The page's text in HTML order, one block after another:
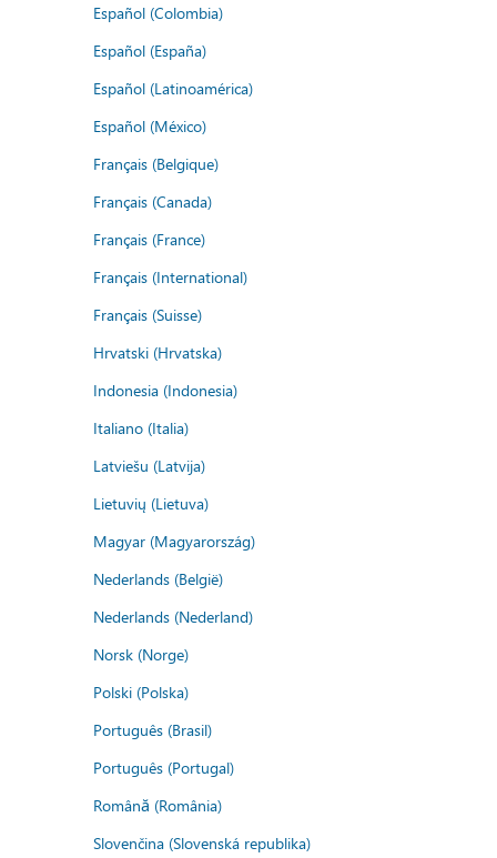
Español (Colombia)
Español (España)
Español (Latinoamérica)
Español (México)
Français (Belgique)
Français (Canada)
Français (France)
Français (International)
Français (Suisse)
Hrvatski (Hrvatska)
Indonesia (Indonesia)
Italiano (Italia)
Latviešu (Latvija)
Lietuvių (Lietuva)
Magyar (Magyarország)
Nederlands (België)
Nederlands (Nederland)
Norsk (Norge)
Polski (Polska)
Português (Brasil)
Português (Portugal)
Română (România)
Slovenčina (Slovenská republika)